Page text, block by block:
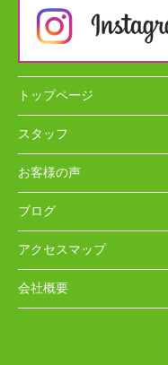
トップページ
スタッフ
お客様の声
ブログ
アクセスマップ
会社概要